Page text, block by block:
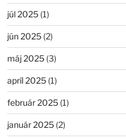
júl 2025(1)
jún 2025(2)
máj 2025(3)
apríl 2025(1)
február 2025(1)
január 2025(2)